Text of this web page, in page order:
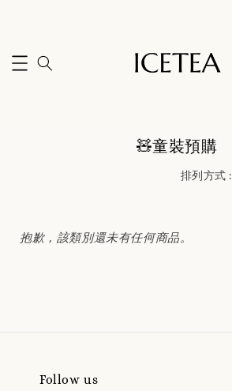
🧸童裝預購
排列方式 :
抱歉，該類別還未有任何商品。
Follow us